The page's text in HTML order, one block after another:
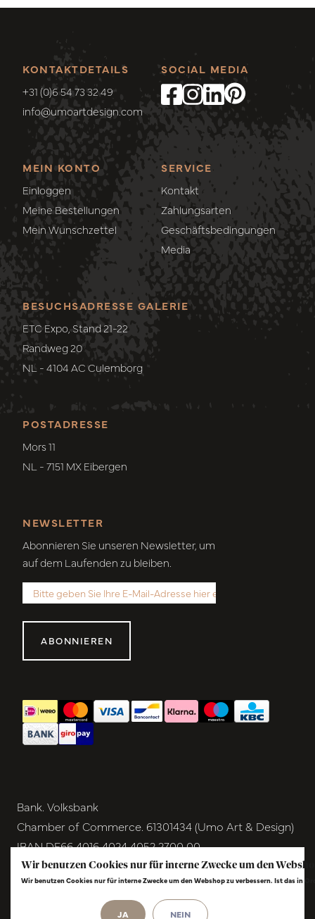
KONTAKTDETAILS
+31 (0)6 54 73 32 49
info@umoartdesign.com
MEIN KONTO
Einloggen
Meine Bestellungen
Mein Wunschzettel
SERVICE
Kontakt
Zahlungsarten
Geschäftsbedingungen
Media
SOCIAL MEDIA
POSTADRESSE
Mors 11
NL - 7151 MX Eibergen
BESUCHSADRESSE GALERIE
ETC Expo, Stand 21-22
Randweg 20
NL - 4104 AC Culemborg
NEWSLETTER
Abonnieren Sie unseren Newsletter, um
auf dem Laufenden zu bleiben.
ABONNIEREN
Bank. Volksbank
Chamber of Commerce. 61301434 (Umo Art & Design)
IBAN DE66 4016 4024 4052 2700 00
BIC GENODEM1GRN
VAT NL854291040B01
Wir benutzen Cookies nur für interne Zwecke um den
Wir benutzen Cookies nur für interne Zwecke um den Webshop zu verbessern. Ist das in
JA NEIN